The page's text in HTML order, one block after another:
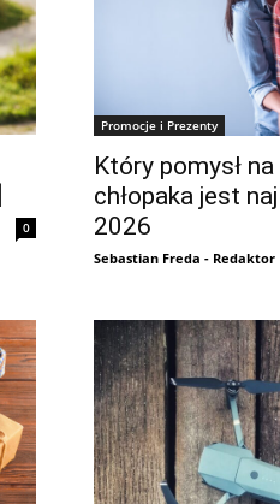
0
Promocje i Prezenty
Który pomysł
chłopaka jest
2026
Sebastian Freda - Redaktor